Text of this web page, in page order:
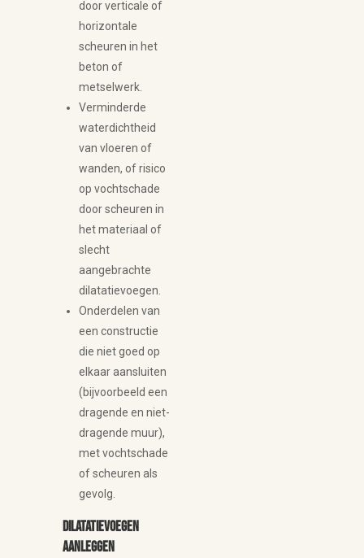
door verticale of
horizontale
scheuren in het
beton of
metselwerk.
Verminderde
waterdichtheid
van vloeren of
wanden, of risico
op vochtschade
door scheuren in
het materiaal of
slecht
aangebrachte
dilatatievoegen.
Onderdelen van
een constructie
die niet goed op
elkaar aansluiten
(bijvoorbeeld een
dragende en niet-
dragende muur),
met vochtschade
of scheuren als
gevolg.
Dilatatievoegen
aanleggen